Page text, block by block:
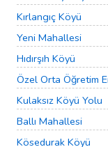
Kırlangıç Köyü
Yeni Mahallesi
Hıdırşıh Köyü
Özel Orta Öğretim
Kulaksız Köyü Yolu
Ballı Mahallesi
Kösedurak Köyü